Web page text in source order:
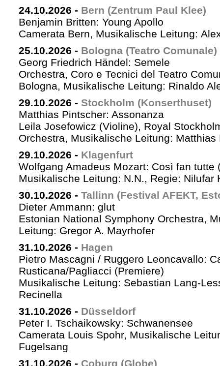
24.10.2026 - Bern (Zentrum Paul Klee)
Benjamin Britten: Young Apollo
Camerata Bern, Musikalische Leitung:
25.10.2026 - Bologna (Teatro Comunale)
Georg Friedrich Händel: Semele
Orchestra, Coro e Tecnici del Teatro
Bologna, Musikalische Leitung: Rinaldo
29.10.2026 - Stockholm (Konserthuset)
Matthias Pintscher: Assonanza
Leila Josefowicz (Violine), Royal
Orchestra, Musikalische Leitung: Matthias
29.10.2026 - Klagenfurt
Wolfgang Amadeus Mozart: Così fan tutte
Musikalische Leitung: N.N., Regie: Nilufar
30.10.2026 - Tallinn (Festival AFEKT,
Dieter Ammann: glut
Estonian National Symphony Orchestra,
Leitung: Gregor A. Mayrhofer
31.10.2026 - Hagen
Pietro Mascagni / Ruggero Leoncavallo:
Rusticana/Pagliacci (Premiere)
Musikalische Leitung: Sebastian Lang-
Recinella
31.10.2026 - Düsseldorf
Peter I. Tschaikowsky: Schwanensee
Camerata Louis Spohr, Musikalische
Fugelsang
31.10.2026 - Coburg (Globe)